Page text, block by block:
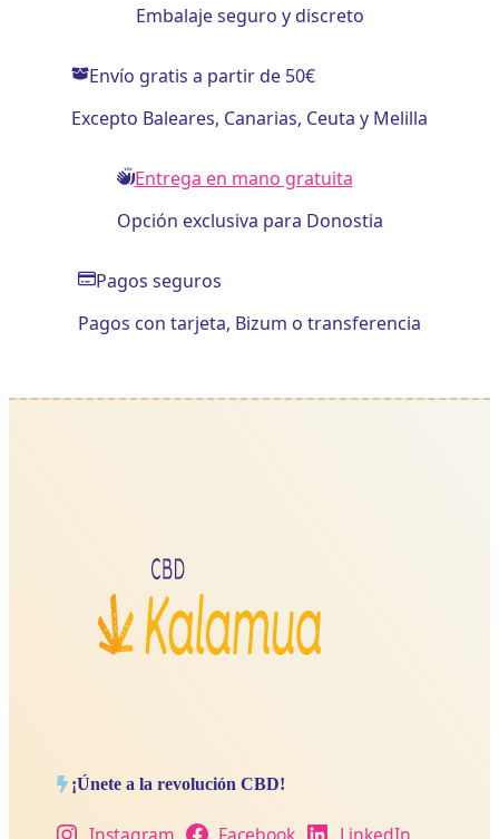
Embalaje seguro y discreto
Envío gratis a partir de 50€
Excepto Baleares, Canarias, Ceuta y Melilla
Entrega en mano gratuita
Opción exclusiva para Donostia
Pagos seguros
Pagos con tarjeta, Bizum o transferencia
¡Únete a la revolución CBD!